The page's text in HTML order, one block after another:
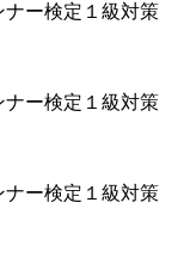
ー検定１級対策
ー検定１級対策
ー検定１級対策